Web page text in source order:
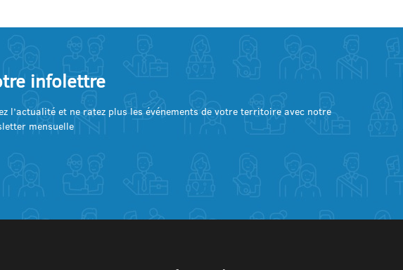
infolettre
l’actualité et ne ratez plus les événements de votre territoire avec notre
mensuelle